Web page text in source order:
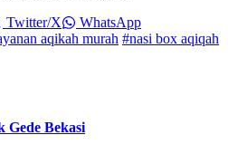
Twitter/X
WhatsApp
aqikah murah #nasi box aqiqah
Gede Bekasi